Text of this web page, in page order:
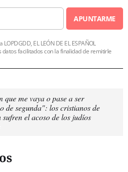
APUNTARME
EL LEÓN DE EL ESPAÑOL
datos facilitados con la finalidad de remitirle
que me vaya o pase a ser
de segunda": los cristianos de
sufren el acoso de los judíos